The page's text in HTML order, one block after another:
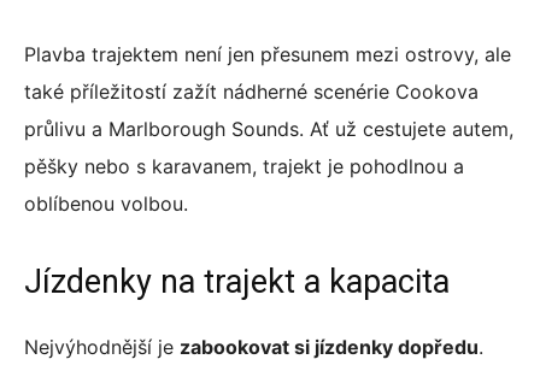
Plavba trajektem není jen přesunem mezi ostrovy, ale
také příležitostí zažít nádherné scenérie Cookova
průlivu a Marlborough Sounds. Ať už cestujete autem,
pěšky nebo s karavanem, trajekt je pohodlnou a
oblíbenou volbou.
Jízdenky na trajekt a kapacita
Nejvýhodnější je zabookovat si jízdenky dopředu.